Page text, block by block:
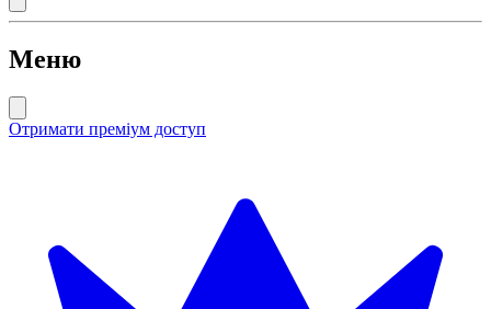
Меню
Отримати преміум доступ